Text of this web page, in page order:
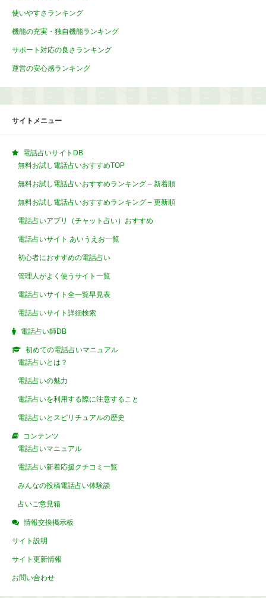
使いやすさランキング
機能の充実・独自機能ランキング
サポート対応の良さランキング
運営の安心感ランキング
サイトメニュー
電話占いサイトDB
無料お試し電話占いおすすめTOP
無料お試し電話占いおすすめランキング – 新着順
無料お試し電話占いおすすめランキング – 更新順
電話占いアプリ（チャット占い）おすすめ
電話占いサイト あいうえお一覧
初心者におすすめの電話占い
管理人がよく使うサイト一覧
電話占いサイト全一覧早見表
電話占いサイト詳細検索
電話占い師DB
初めての電話占いマニュアル
電話占いとは？
電話占いの魅力
電話占いを利用する際に注意すること
電話占いとスピリチュアルの歴史
コンテンツ
電話占いマニュアル
電話占い新着応援クチコミ一覧
みんなの投稿電話占い体験談
占いご意見箱
情報交換掲示板
サイト説明
サイト更新情報
お問い合わせ